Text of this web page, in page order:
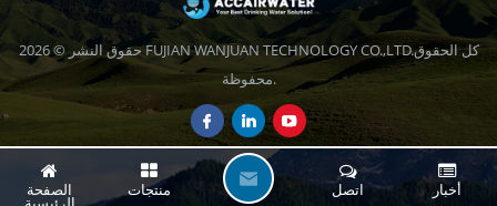
حقوق النشر © 2026 FUJIAN WANJUAN TECHNOLOGY CO.,LTD.كل الحقوق
محفوظة.
الصفحة منتجات أخبار اتصل
ا